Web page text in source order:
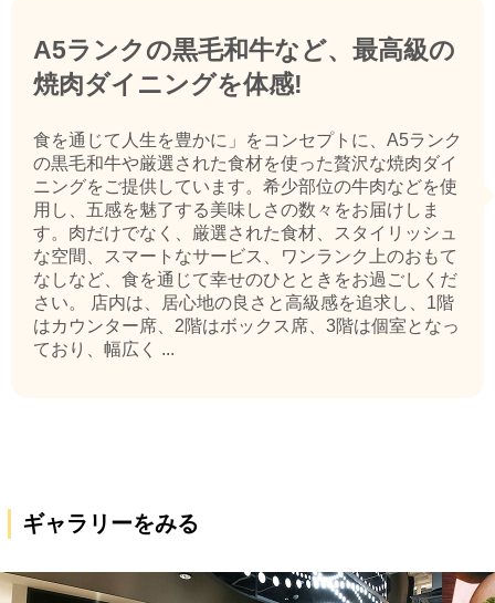
A5ランクの黒毛和牛など、最高級の
焼肉ダイニングを体感!
食を通じて人生を豊かに」をコンセプトに、A5ランク
の黒毛和牛や厳選された食材を使った贅沢な焼肉ダイ
ニングをご提供しています。希少部位の牛肉などを使
用し、五感を魅了する美味しさの数々をお届けしま
す。肉だけでなく、厳選された食材、スタイリッシュ
な空間、スマートなサービス、ワンランク上のおもて
なしなど、食を通じて幸せのひとときをお過ごしくだ
さい。 店内は、居心地の良さと高級感を追求し、1階
はカウンター席、2階はボックス席、3階は個室となっ
ており、幅広く ...
ギャラリーをみる